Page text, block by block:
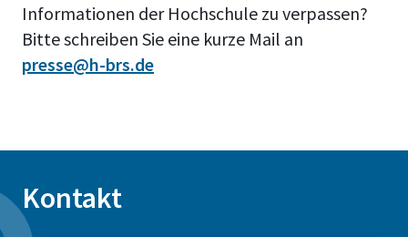
Informationen der Hochschule zu verpassen?
Bitte schreiben Sie eine kurze Mail an
presse@h-brs.de
Kontakt